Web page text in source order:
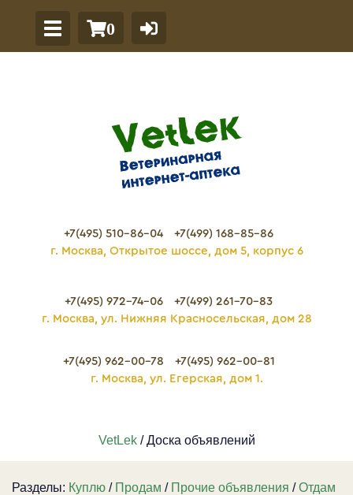
0
+7(495) 510-86-04
+7(499) 168-85-86
г. Москва, Открытое шоссе, дом 5, корпус 6
+7(495) 972-74-06
+7(499) 261-70-83
г. Москва, ул. Нижняя Красносельская, дом 28
+7(495) 962-00-78
+7(495) 962-00-81
г. Москва, ул. Егерская, дом 1.
VetLek/ Доска объявлений
Разделы: Куплю / Продам / Прочие объявления /Отдам